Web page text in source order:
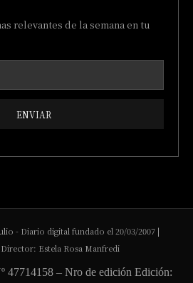
relevantes de la semana en tu
ENVIAR
- Diario digital fundado el 20/03/2007 |
Estela Rosa Manfredi
47714158 – Nro de edición Edición: